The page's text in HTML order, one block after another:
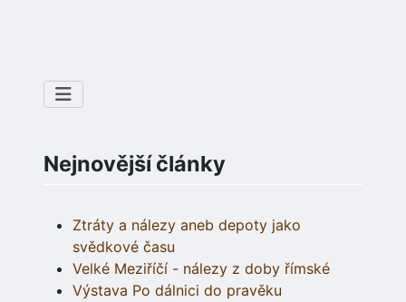
Nejnovější články
Ztráty a nálezy aneb depoty jako
svědkové času
Velké Meziříčí - nálezy z doby římské
Výstava Po dálnici do pravěku